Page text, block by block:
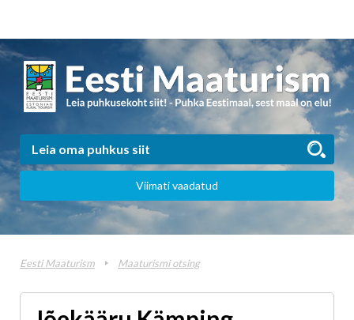
Viimati vaadatud
Eesti Maaturism Maaturismi otsing